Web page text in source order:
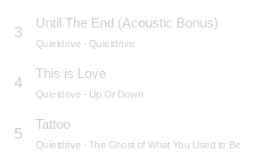
3
Until The End (Acoustic Bonus)
Quietdrive - Quietdrive
4
This is Love
Quietdrive - Up Or Down
5
Tattoo
Quietdrive - The Ghost of What You Used to Be